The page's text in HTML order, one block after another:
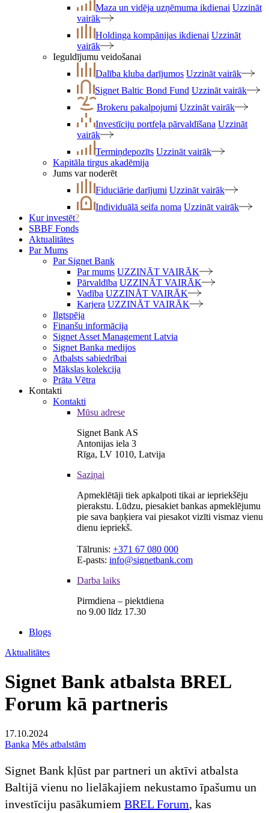
Maza un vidēja uzņēmuma ikdienai Uzzināt
vairāk
Holdinga kompānijas ikdienai Uzzināt
vairāk
Ieguldījumu veidošanai
Dalība kluba darījumos Uzzināt vairāk
Signet Baltic Bond Fund Uzzināt vairāk
Brokeru pakalpojumi Uzzināt vairāk
Investīciju portfeļa pārvaldīšana Uzzināt
vairāk
Termiņdepozīts Uzzināt vairāk
Kapitāla tirgus akadēmija
Jums var noderēt
Fiduciārie darījumi Uzzināt vairāk
Individuālā seifa noma Uzzināt vairāk
Kur investēt?
SBBF Fonds
Aktualitātes
Par Mums
Par Signet Bank
Par mums UZZINĀT VAIRĀK
Pārvaldība UZZINĀT VAIRĀK
Vadība UZZINĀT VAIRĀK
Karjera UZZINĀT VAIRĀK
Ilgtspēja
Finanšu informācija
Signet Asset Management Latvia
Signet Banka medijos
Atbalsts sabiedrībai
Mākslas kolekcija
Prāta Vētra
Kontakti
Kontakti
Mūsu adrese
Signet Bank AS
Antonijas iela 3
Rīga, LV 1010, Latvija
Saziņai
Apmeklētāji tiek apkalpoti tikai ar iepriekšēju
pierakstu. Lūdzu, piesakiet bankas apmeklējumu
pie sava baņķiera vai piesakot vizīti vismaz vienu
dienu iepriekš.
Tālrunis: +371 67 080 000
E-pasts: info@signetbank.com
Darba laiks
Pirmdiena – piektdiena
no 9.00 līdz 17.30
Blogs
Aktualitātes
Signet Bank atbalsta BREL
Forum kā partneris
17.10.2024
Banka Mēs atbalstām
Signet Bank kļūst par partneri un aktīvi atbalsta
Baltijā vienu no lielākajiem nekustamo īpašumu un
investīciju pasākumiem BREL Forum, kas